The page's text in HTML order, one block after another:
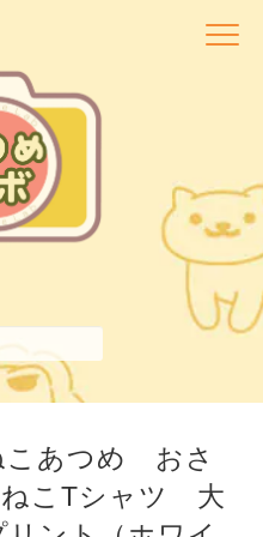
こあつめ おさ
こTシャツ 大